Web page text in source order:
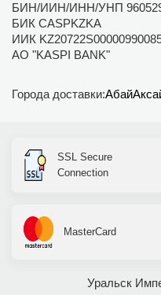
БИН/ИИН/ИНН/УНП
БИК CASPKZKA
ИИК
АО "KASPI BANK"
Города доставки:Абай
Уральск
SSL Secure
Connection
MasterCard